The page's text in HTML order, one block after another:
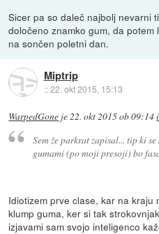
Sicer pa so daleč najbolj nevarni
določeno znamko gum, da
na sončen poletni dan.
Miptrip
::22. okt 2015, 15:13
WarpedGone je22. okt 2015 ob 09:14
Sem že parkrat zapisal... tip ki
gumami (po moji presoji) bo
Idiotizem prve clase, kar na kraju
klump guma, ker si tak
izjavami sam svojo inteligenco